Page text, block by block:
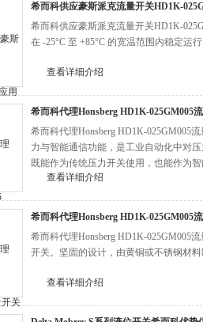
希而科供应豪斯派克流量开关HD1K-
希而科供应豪斯派克流量开关HD1K-
在 -25°C 至 +85°C 的宽温范围内稳定运
查看详细介绍
希而科代理Honsberg HD1K-025GM005
希而科代理Honsberg HD1K-025GM005
力与智能通信功能，是工业自动化中对
既能作为传统压力开关使用，也能作为
查看详细介绍
希而科代理Honsberg HD1K-025GM005
希而科代理Honsberg HD1K-025GM005
开关。坚固的设计，由黄铜或不锈钢材料
查看详细介绍